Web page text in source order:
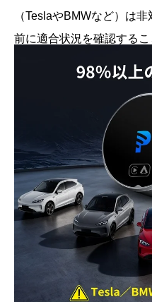
（TeslaやBMWなど）は
前に適合状況を確認するこ